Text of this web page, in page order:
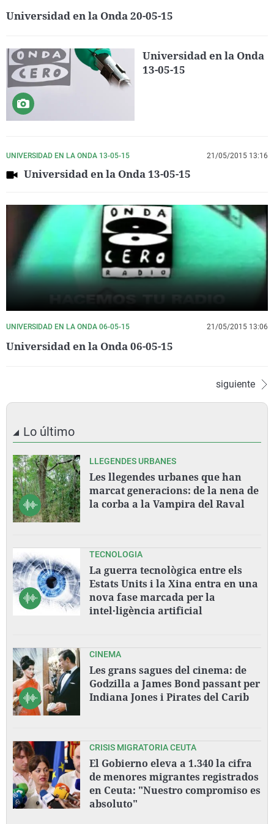
Universidad en la Onda 20-05-15
Universidad en la Onda
13-05-15
UNIVERSIDAD EN LA ONDA 13-05-15 21/05/2015 13:16
Universidad en la Onda 13-05-15
UNIVERSIDAD EN LA ONDA 06-05-15 21/05/2015 13:06
Universidad en la Onda 06-05-15
siguiente
Lo último
LLEGENDES URBANES
Les llegendes urbanes que han
marcat generacions: de la nena de
la corba a la Vampira del Raval
TECNOLOGIA
La guerra tecnològica entre els
Estats Units i la Xina entra en una
nova fase marcada per la
intel·ligència artificial
CINEMA
Les grans sagues del cinema: de
Godzilla a James Bond passant per
Indiana Jones i Pirates del Carib
CRISIS MIGRATORIA CEUTA
El Gobierno eleva a 1.340 la cifra
de menores migrantes registrados
en Ceuta: "Nuestro compromiso es
absoluto"